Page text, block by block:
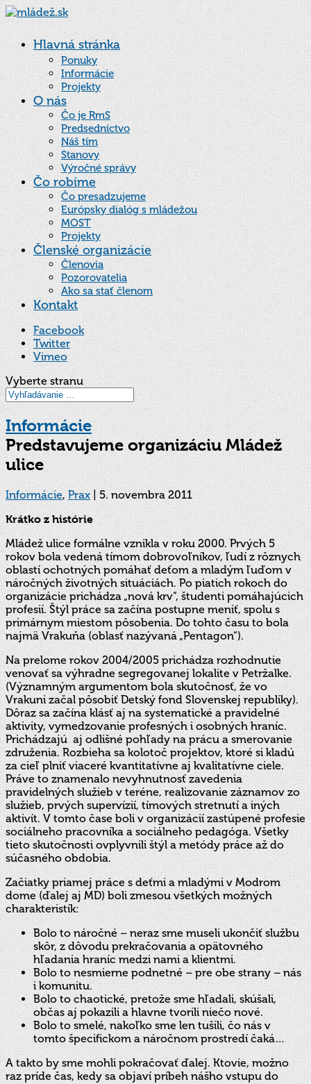
Hlavná stránka
Ponuky
Informácie
Projekty
O nás
Čo je RmS
Predsedníctvo
Náš tím
Stanovy
Výročné správy
Čo robíme
Čo presadzujeme
Európsky dialóg s mládežou
MOST
Projekty
Členské organizácie
Členovia
Pozorovatelia
Ako sa stať členom
Kontakt
Facebook
Twitter
Vimeo
Vyberte stranu
Informácie
Predstavujeme organizáciu Mládež
ulice
Informácie,Prax|5. novembra 2011
Krátko z histórie
Mládež ulice formálne vznikla v roku 2000. Prvých 5
rokov bola vedená tímom dobrovoľníkov, ľudí z rôznych
oblastí ochotných pomáhať deťom a mladým ľuďom v
náročných životných situáciách. Po piatich rokoch do
organizácie prichádza „nová krv“, študenti pomáhajúcich
profesií. Štýl práce sa začína postupne meniť, spolu s
primárnym miestom pôsobenia. Do tohto času to bola
najmä Vrakuňa (oblasť nazývaná „Pentagon“).
Na prelome rokov 2004/2005 prichádza rozhodnutie
venovať sa výhradne segregovanej lokalite v Petržalke.
(Významným argumentom bola skutočnosť, že vo
Vrakuni začal pôsobiť Detský fond Slovenskej republiky).
Dôraz sa začína klásť aj na systematické a pravidelné
aktivity, vymedzovanie profesných i osobných hraníc.
Prichádzajú aj odlišné pohľady na prácu a smerovanie
združenia. Rozbieha sa kolotoč projektov, ktoré si kladú
za cieľ plniť viaceré kvantitatívne aj kvalitatívne ciele.
Práve to znamenalo nevyhnutnosť zavedenia
pravidelných služieb v teréne, realizovanie záznamov zo
služieb, prvých supervízií, tímových stretnutí a iných
aktivít. V tomto čase boli v organizácií zastúpené profesie
sociálneho pracovníka a sociálneho pedagóga. Všetky
tieto skutočnosti ovplyvnili štýl a metódy práce až do
súčasného obdobia.
Začiatky priamej práce s deťmi a mladými v Modrom
dome (ďalej aj MD) boli zmesou všetkých možných
charakteristík:
Bolo to náročné – neraz sme museli ukončiť službu
skôr, z dôvodu prekračovania a opätovného
hľadania hraníc medzi nami a klientmi.
Bolo to nesmierne podnetné – pre obe strany – nás
i komunitu.
Bolo to chaotické, pretože sme hľadali, skúšali,
občas aj pokazili a hlavne tvorili niečo nové.
Bolo to smelé, nakoľko sme len tušili, čo nás v
tomto špecifickom a náročnom prostredí čaká…
A takto by sme mohli pokračovať ďalej. Ktovie, možno
raz príde čas, kedy sa objaví príbeh nášho vstupu do